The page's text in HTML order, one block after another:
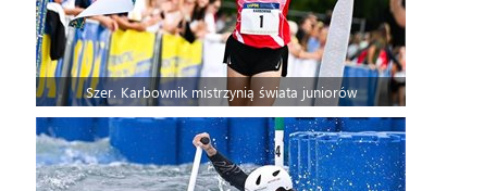
Szer. Karbownik mistrzynią świata juniorów